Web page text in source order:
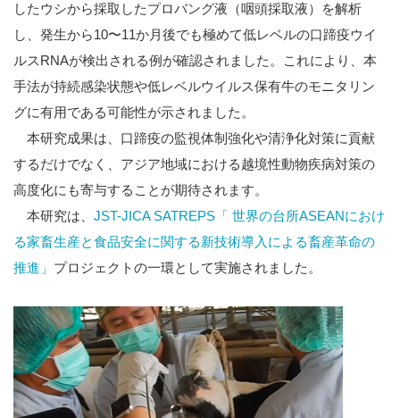
したウシから採取したプロバング液（咽頭採取液）を解析
し、発生から10〜11か月後でも極めて低レベルの口蹄疫ウイ
ルスRNAが検出される例が確認されました。これにより、本
手法が持続感染状態や低レベルウイルス保有牛のモニタリン
グに有用である可能性が示されました。
本研究成果は、口蹄疫の監視体制強化や清浄化対策に貢献
するだけでなく、アジア地域における越境性動物疾病対策の
高度化にも寄与することが期待されます。
本研究は、JST-JICA SATREPS「 世界の台所ASEANにおけ
る家畜生産と食品安全に関する新技術導入による畜産革命の
推進」 プロジェクトの一環として実施されました。